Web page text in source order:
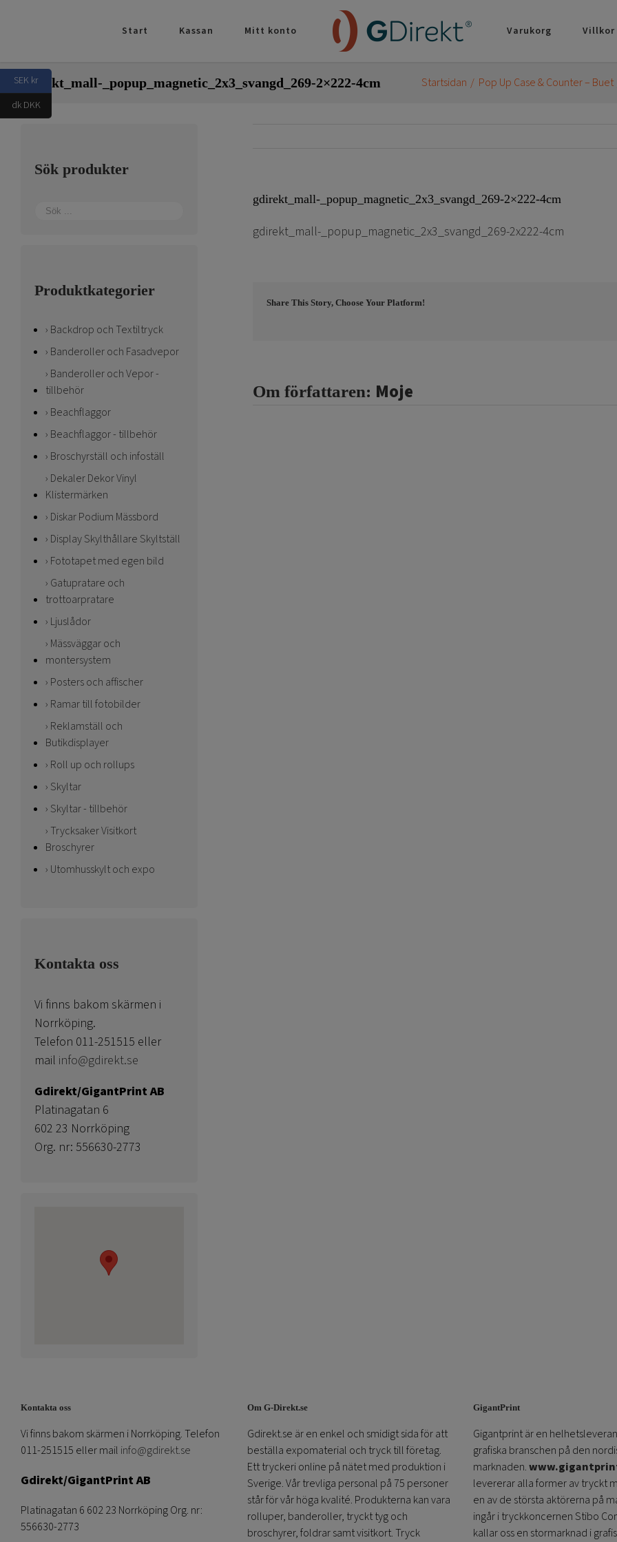
Start Kassan Mitt konto Varukorg Villkor
gdirekt_mall-_popup_magnetic_2x3_svangd_269-2×222-4cm Startsidan Pop Up Case & Counter – Buet
gdirekt_mall-_popup_magnetic_2x3_svangd_269-2×222-4cm
gdirekt_mall-_popup_magnetic_2x3_svangd_269-2x222-4cm
Share This Story, Choose Your Platform!
Om författaren: Moje
Sök produkter
Produktkategorier
Backdrop och Textiltryck
Banderoller och Fasadvepor
Banderoller och Vepor -
tillbehör
Beachflaggor
Beachflaggor - tillbehör
Broschyrställ och infoställ
Dekaler Dekor Vinyl
Klistermärken
Diskar Podium Mässbord
Display Skylthållare Skyltställ
Fototapet med egen bild
Gatupratare och
trottoarpratare
Ljuslådor
Mässväggar och
montersystem
Posters och affischer
Ramar till fotobilder
Reklamställ och
Butikdisplayer
Roll up och rollups
Skyltar
Skyltar - tillbehör
Trycksaker Visitkort
Broschyrer
Utomhusskylt och expo
Kontakta oss
Vi finns bakom skärmen i
Norrköping.
Telefon 011-251515 eller
mail info@gdirekt.se
Gdirekt/GigantPrint AB
Platinagatan 6
602 23 Norrköping
Org. nr: 556630-2773
Kontakta oss
Vi finns bakom skärmen i Norrköping. Telefon
011-251515 eller mail info@gdirekt.se
Gdirekt/GigantPrint AB
Platinagatan 6 602 23 Norrköping Org. nr:
556630-2773
Om G-Direkt.se
Gdirekt.se är en enkel och smidigt sida för att
beställa expomaterial och tryck till företag.
Ett tryckeri online på nätet med produktion i
Sverige. Vår trevliga personal på 75 personer
står för vår höga kvalité. Produkterna kan vara
rolluper, banderoller, tryckt tyg och
broschyrer, foldrar samt visitkort. Tryck
GigantPrint
Gigantprint är en
grafiska branschen på den
marknaden.
levererar alla former av tryckt
en av de största aktörerna på
ingår i tryckkoncernen Stibo
kallar oss en stormarknad i
SEK kr
dk DKK